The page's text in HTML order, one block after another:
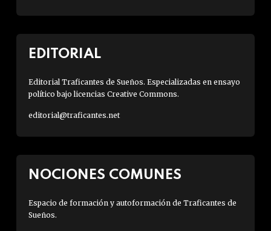
EDITORIAL
Editorial Traficantes de Sueños. Especializadas en ensayo
político bajo licencias Creative Commons.
editorial@traficantes.net
NOCIONES COMUNES
Espacio de formación y autoformación de Traficantes de
Sueños.